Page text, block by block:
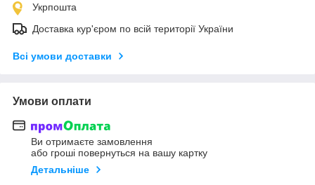
Укрпошта
Доставка кур'єром по всій території України
Всі умови доставки
Умови оплати
Ви отримаєте замовлення
або гроші повернуться на вашу картку
Детальніше